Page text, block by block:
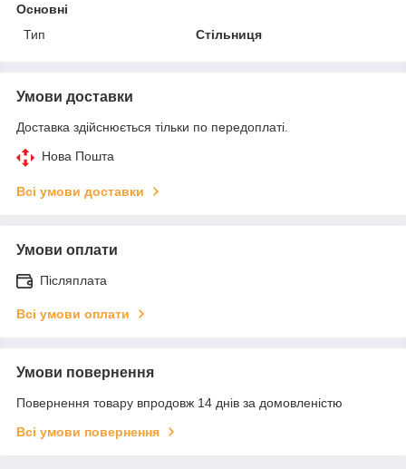
Основні
Тип
Стільниця
Умови доставки
Доставка здійснюється тільки по передоплаті.
Нова Пошта
Всі умови доставки
Умови оплати
Післяплата
Всі умови оплати
Умови повернення
Повернення товару впродовж 14 днів за домовленістю
Всі умови повернення